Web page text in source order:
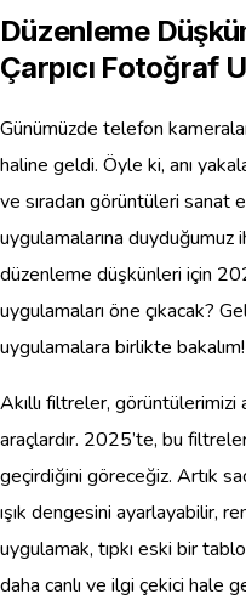
Düzenleme
Çarpıcı Fotoğraf
Günümüzde telefon
haline geldi. Öyle ki, anı
ve sıradan görüntüleri sanat
uygulamalarına duyduğumuz
düzenleme düşkünleri için
uygulamaları öne çıkacak?
uygulamalara birlikte bakalım!
Akıllı filtreler, görüntülerimizi
araçlardır. 2025’te, bu
geçirdiğini göreceğiz. Artık
ışık dengesini ayarlayabilir,
uygulamak, tıpkı eski bir
daha canlı ve ilgi çekici hale